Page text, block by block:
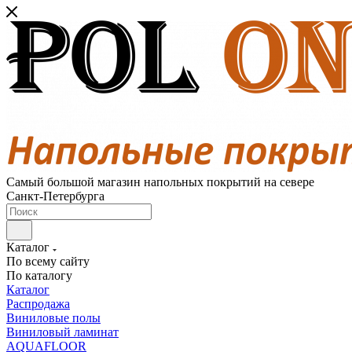
Самый большой магазин напольных покрытий на севере
Санкт-Петербурга
Каталог
По всему сайту
По каталогу
Каталог
Распродажа
Виниловые полы
Виниловый ламинат
AQUAFLOOR